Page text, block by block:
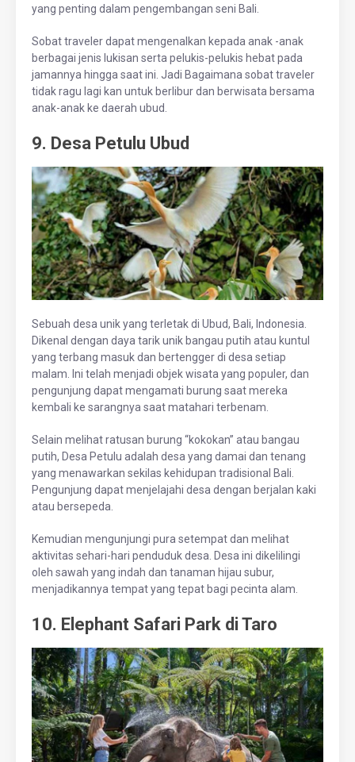
yang penting dalam pengembangan seni Bali.
Sobat traveler dapat mengenalkan kepada anak -anak
berbagai jenis lukisan serta pelukis-pelukis hebat pada
jamannya hingga saat ini. Jadi Bagaimana sobat traveler
tidak ragu lagi kan untuk berlibur dan berwisata bersama
anak-anak ke daerah ubud.
9. Desa Petulu Ubud
Sebuah desa unik yang terletak di Ubud, Bali, Indonesia.
Dikenal dengan daya tarik unik bangau putih atau kuntul
yang terbang masuk dan bertengger di desa setiap
malam. Ini telah menjadi objek wisata yang populer, dan
pengunjung dapat mengamati burung saat mereka
kembali ke sarangnya saat matahari terbenam.
Selain melihat ratusan burung “kokokan” atau bangau
putih, Desa Petulu adalah desa yang damai dan tenang
yang menawarkan sekilas kehidupan tradisional Bali.
Pengunjung dapat menjelajahi desa dengan berjalan kaki
atau bersepeda.
Kemudian mengunjungi pura setempat dan melihat
aktivitas sehari-hari penduduk desa. Desa ini dikelilingi
oleh sawah yang indah dan tanaman hijau subur,
menjadikannya tempat yang tepat bagi pecinta alam.
10. Elephant Safari Park di Taro